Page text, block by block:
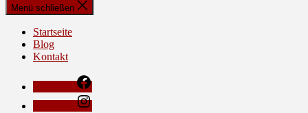
Menü schließen
Startseite
Blog
Kontakt